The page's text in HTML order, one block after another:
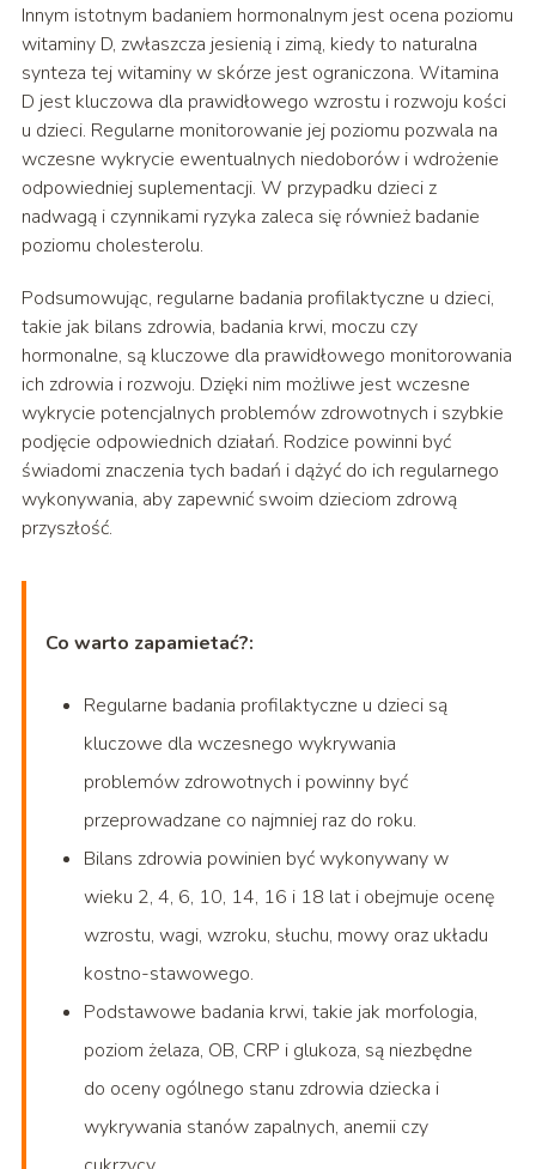
Innym istotnym badaniem hormonalnym jest ocena poziomu
witaminy D, zwłaszcza jesienią i zimą, kiedy to naturalna
synteza tej witaminy w skórze jest ograniczona. Witamina
D jest kluczowa dla prawidłowego wzrostu i rozwoju kości
u dzieci. Regularne monitorowanie jej poziomu pozwala na
wczesne wykrycie ewentualnych niedoborów i wdrożenie
odpowiedniej suplementacji. W przypadku dzieci z
nadwagą i czynnikami ryzyka zaleca się również badanie
poziomu cholesterolu.
Podsumowując, regularne badania profilaktyczne u dzieci,
takie jak bilans zdrowia, badania krwi, moczu czy
hormonalne, są kluczowe dla prawidłowego monitorowania
ich zdrowia i rozwoju. Dzięki nim możliwe jest wczesne
wykrycie potencjalnych problemów zdrowotnych i szybkie
podjęcie odpowiednich działań. Rodzice powinni być
świadomi znaczenia tych badań i dążyć do ich regularnego
wykonywania, aby zapewnić swoim dzieciom zdrową
przyszłość.
Co warto zapamietać?:
Regularne badania profilaktyczne u dzieci są
kluczowe dla wczesnego wykrywania
problemów zdrowotnych i powinny być
przeprowadzane co najmniej raz do roku.
Bilans zdrowia powinien być wykonywany w
wieku 2, 4, 6, 10, 14, 16 i 18 lat i obejmuje ocenę
wzrostu, wagi, wzroku, słuchu, mowy oraz układu
kostno-stawowego.
Podstawowe badania krwi, takie jak morfologia,
poziom żelaza, OB, CRP i glukoza, są niezbędne
do oceny ogólnego stanu zdrowia dziecka i
wykrywania stanów zapalnych, anemii czy